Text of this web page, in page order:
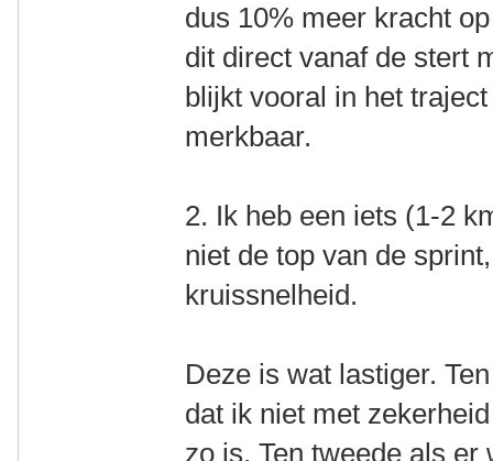
dus 10% meer kracht
dit direct vanaf de stert
blijkt vooral in het
merkbaar.
2. Ik heb een iets (1-2
niet de top van de
kruissnelheid.
Deze is wat lastiger.
dat ik niet met
zo is. Ten tweede als